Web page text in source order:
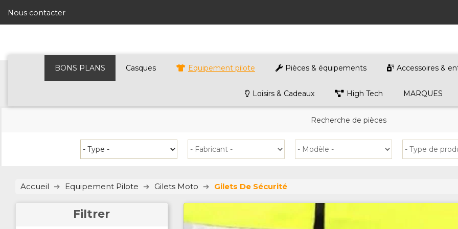
Nous contacter
BONS PLANS Casques Equipement pilote Pièces & équipements Accessoires &
Loisirs & Cadeaux High Tech MARQUES
Recherche de pièces
Accueil Equipement Pilote Gilets Moto Gilets De Sécurité
Filtrer